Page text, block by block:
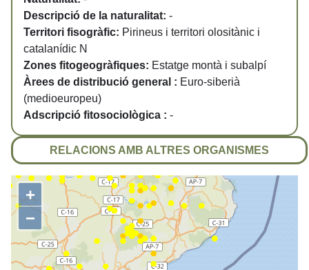
Descripció de la naturalitat: -
Territori fisogràfic: Pirineus i territori olositànic i
catalanídic N
Zones fitogeogràfiques: Estatge montà i subalpí
Àrees de distribució general : Euro-siberià
(medioeuropeu)
Adscripció fitosociològica : -
RELACIONS AMB ALTRES ORGANISMES
+
−